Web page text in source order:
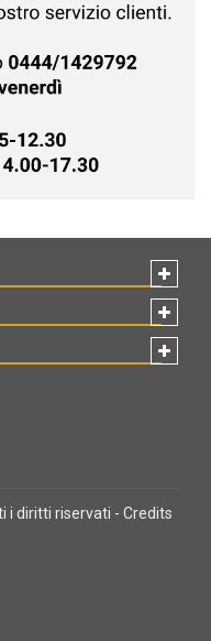
i diritti riservati - Credits